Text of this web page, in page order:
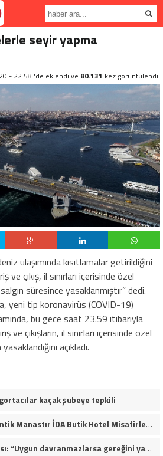
seyir yapma
- 22:58 'de eklendi ve 80.131 kez görüntülendi.
ulaşımında kısıtlamalar getirildiğini
ve çıkış, il sınırları içerisinde özel
süresince yasaklanmıştır” dedi.
yeni tip koronavirüs (COVID-19)
bu gece saat 23.59 itibarıyla
ve çıkışların, il sınırları içerisinde özel
açıkladı.
kaçak şubeye tepkili
Kazdağları’nın Gözdesi Antik Manastır İDA Butik Hotel Misafirlerinden Tam Not Alıyor
Trump’tan İran açıklaması: “Uygun davranmazlarsa gereğini yaparım”